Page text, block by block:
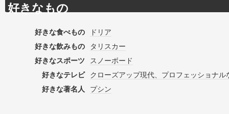
好きなもの
好きな食べもの
ドリア
好きな飲みもの
タリスカー
好きなスポーツ
スノーボード
好きなテレビ
クローズアップ現代、プロフェッショナル
好きな著名人
プシン